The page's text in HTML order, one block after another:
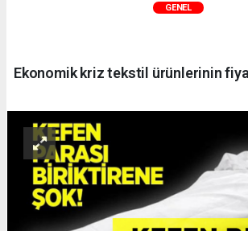
GENEL
Ekonomik kriz tekstil ürünlerinin